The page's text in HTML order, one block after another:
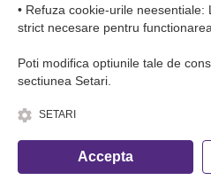
Fa o rezervare telefonica
© Copyright 2026
• Refuza cookie-urile
strict necesare pentru
Poti modifica optiunile tale de
sectiunea Setari.
SETARI
Accepta